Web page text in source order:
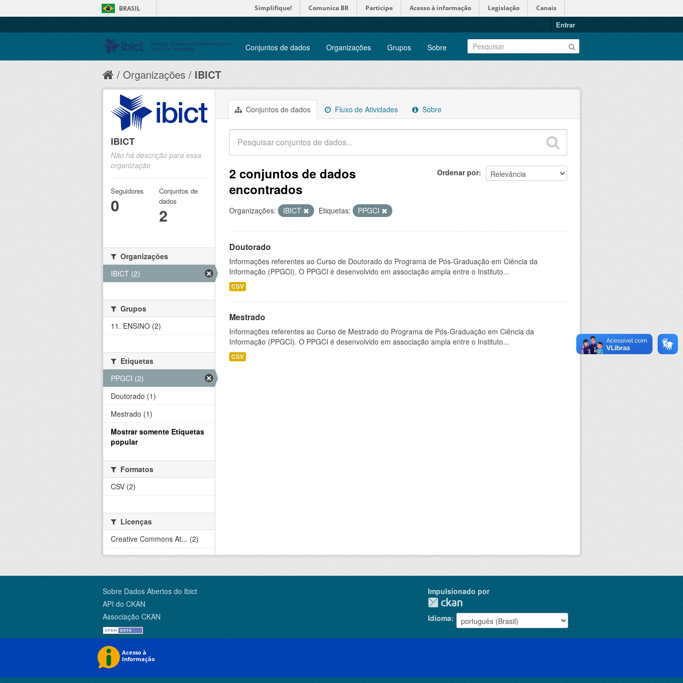
BRASIL Simplifique! Comunica BR Participe Acesso à informação Legislação Canais
Entrar
Conjuntos de dados Organizações Grupos Sobre
Organizações IBICT
Conjuntos de dados Fluxo de Atividades Sobre
Ordenar por
2 conjuntos de dados
encontrados
Organizações: IBICT Etiquetas: PPGCI
Doutorado
Informações referentes ao Curso de Doutorado do Programa de Pós-Graduação em Ciência da
Informação (PPGCI). O PPGCI é desenvolvido em associação ampla entre o Instituto...
CSV
Mestrado
Informações referentes ao Curso de Mestrado do Programa de Pós-Graduação em Ciência da
Informação (PPGCI). O PPGCI é desenvolvido em associação ampla entre o Instituto...
CSV
IBICT
Não há descrição para essa
organização
Seguidores
0
Conjuntos de
dados
2
Organizações
IBICT (2)
Grupos
11. ENSINO (2)
Etiquetas
PPGCI (2)
Doutorado (1)
Mestrado (1)
Mostrar somente Etiquetas
popular
Formatos
CSV (2)
Licenças
Creative Commons At... (2)
Sobre Dados Abertos do Ibict
API do CKAN
Associação CKAN
Impulsionado por
Idioma